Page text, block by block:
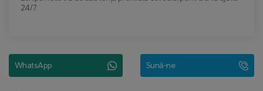
24/7.
WhatsApp Sună-ne